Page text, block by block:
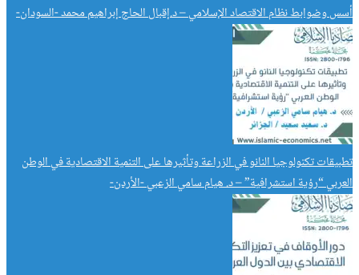
أسس وضوابط نظام الاقتصاد الإسلامي – د.إقبال الحاج إبراهيم محمد -السودان-
تطبيقات تكنولوجيا النانو في الزراعة وتأثيرها على التنمية الاقتصادية في الوطن
العربي “رؤية استشرافية” – د. هيام سامي الزعبي -الأردن-